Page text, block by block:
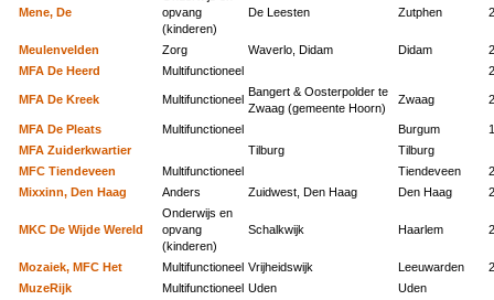
Mene, De
opvang
(kinderen)
De Leesten Zutphen
Meulenvelden Zorg Waverlo, Didam Didam
MFA De Heerd
Multifunctioneel
MFA De Kreek Multifunctioneel
Bangert & Oosterpolder te
Zwaag (gemeente Hoorn)
Zwaag
MFA De Pleats Multifunctioneel Burgum
MFA Zuiderkwartier
Tilburg
Tilburg
MFC Tiendeveen
Multifunctioneel Tiendeveen
Mixxinn, Den Haag
Anders Zuidwest, Den Haag Den Haag
MKC De Wijde Wereld
Onderwijs en
opvang
(kinderen)
Schalkwijk Haarlem
Mozaiek, MFC Het Multifunctioneel Vrijheidswijk Leeuwarden
MuzeRijk
Multifunctioneel Uden Uden